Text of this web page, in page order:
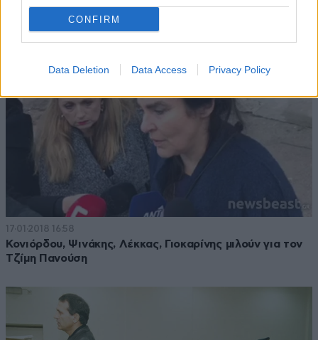
CONFIRM
Data Deletion Data Access Privacy Policy
17·01·2018 16:58
Κονιόρδου, Ψινάκης, Λέκκας, Γιοκαρίνης μιλούν για τον
Τζίμη Πανούση